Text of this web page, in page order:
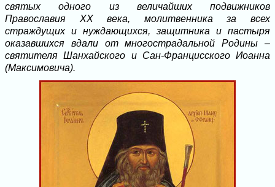
святых одного из величайших подвижников
Православия XX века, молитвенника за всех
страждущих и нуждающихся, защитника и пастыря
оказавшихся вдали от многострадальной Родины –
святителя Шанхайского и Сан-Францисского Иоанна
(Максимовича).